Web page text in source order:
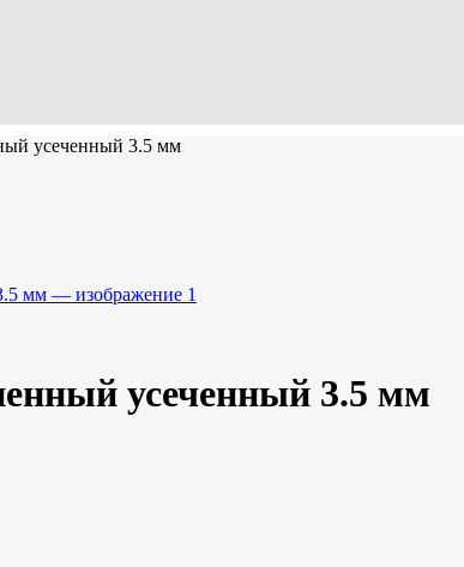
усеченный 3.5 мм
усеченный 3.5 мм